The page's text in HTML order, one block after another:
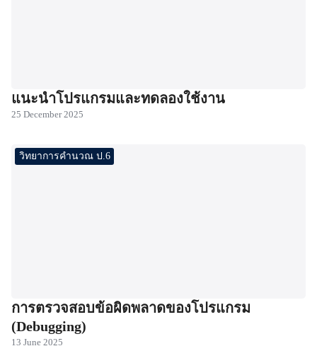
แนะนำโปรแกรมและทดลองใช้งาน
25 December 2025
วิทยาการคำนวณ ป.6
การตรวจสอบข้อผิดพลาดของโปรแกรม
(Debugging)
13 June 2025